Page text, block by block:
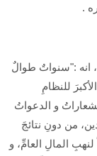
.
، انه :"سنواتٌ طوالٌ
للنظامِ
و الدعواتُ
من دونِ نتائجَ
المالِ العامِّ، و